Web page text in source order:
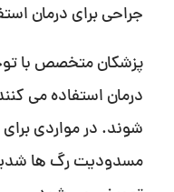
جراحی برای درمان
درمان استفاده می
شوند. در مواردی
مسدودیت رگ ها